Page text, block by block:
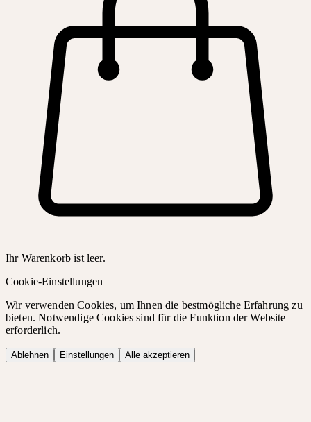
Ihr Warenkorb ist leer.
Cookie-Einstellungen
Wir verwenden Cookies, um Ihnen die bestmögliche Erfahrung zu
bieten. Notwendige Cookies sind für die Funktion der Website
erforderlich.
Ablehnen Einstellungen Alle akzeptieren